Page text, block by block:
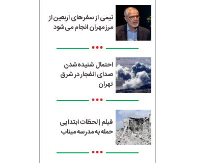
نیمی از سفرهای اربعین از
مرز مهران انجام می‌شود
•••
احتمال شنیده‌شدن
صدای انفجار در شرق
تهران
•••
فیلم | لحظات ابتدایی
حمله به مدرسه میناب
•••